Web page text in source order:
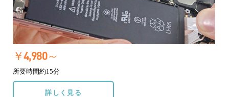
￥4,980～
所要時間約15分
詳しく見る